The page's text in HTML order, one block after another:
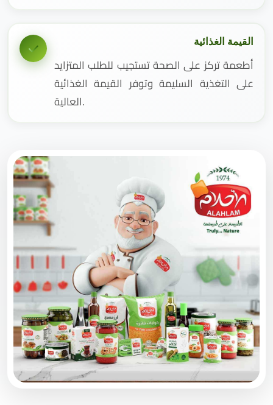
القيمة الغذائية
أطعمة تركز على الصحة تستجيب للطلب المتزايد
على التغذية السليمة وتوفر القيمة الغذائية
العالية.